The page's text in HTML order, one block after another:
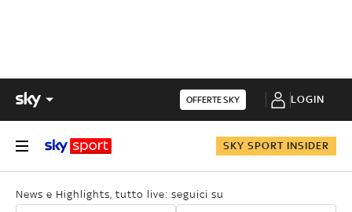
OFFERTE SKY LOGIN
SKY SPORT INSIDER
News e Highlights, tutto live: seguici su